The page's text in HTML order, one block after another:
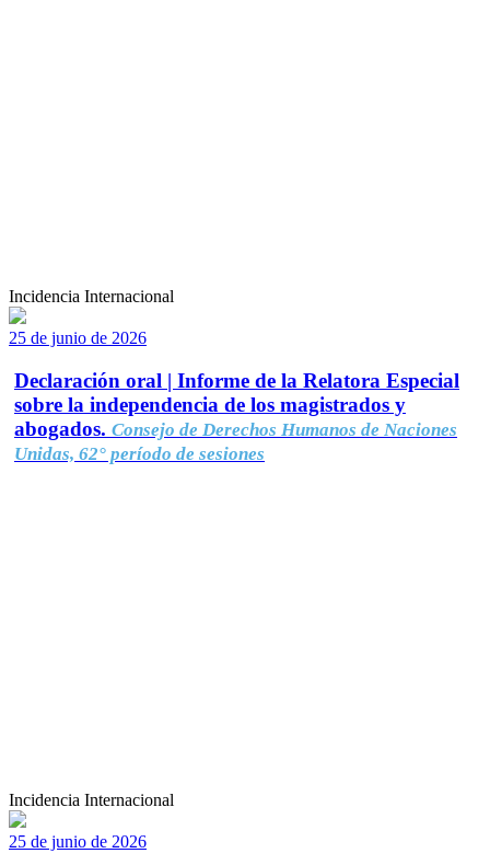
Incidencia Internacional
25 de junio de 2026
Declaración oral | Informe de la Relatora Especial
sobre la independencia de los magistrados y
abogados. Consejo de Derechos Humanos de Naciones
Unidas, 62° período de sesiones
Incidencia Internacional
25 de junio de 2026